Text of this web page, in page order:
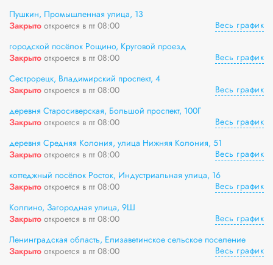
Пушкин, Промышленная улица, 13
Закрыто откроется в пт 08:00
Весь график
городской посёлок Рощино, Круговой проезд
Закрыто откроется в пт 08:00
Весь график
Сестрорецк, Владимирский проспект, 4
Закрыто откроется в пт 08:00
Весь график
деревня Старосиверская, Большой проспект, 100Г
Закрыто откроется в пт 08:00
Весь график
деревня Средняя Колония, улица Нижняя Колония, 51
Закрыто откроется в пт 08:00
Весь график
коттеджный посёлок Росток, Индустриальная улица, 16
Закрыто откроется в пт 08:00
Весь график
Колпино, Загородная улица, 9Ш
Закрыто откроется в пт 08:00
Весь график
Ленинградская область, Елизаветинское сельское поселение
Закрыто откроется в пт 08:00
Весь график